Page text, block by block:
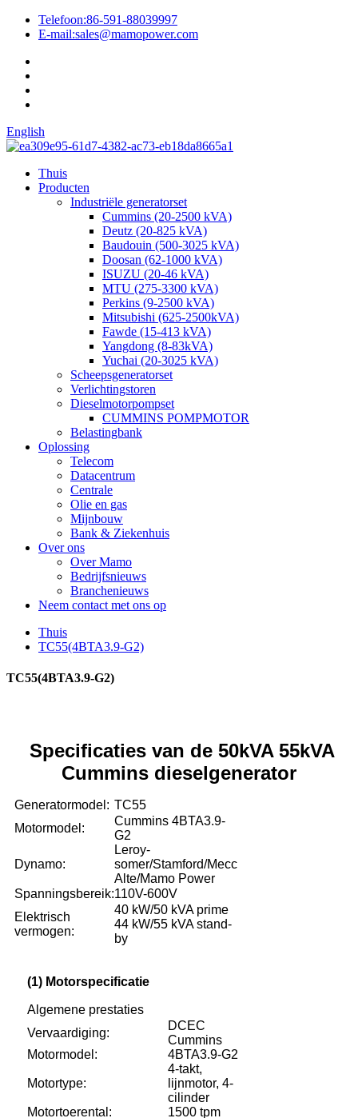
Telefoon:86-591-88039997
E-mail:sales@mamopower.com
English
Thuis
Producten
Industriële generatorset
Cummins (20-2500 kVA)
Deutz (20-825 kVA)
Baudouin (500-3025 kVA)
Doosan (62-1000 kVA)
ISUZU (20-46 kVA)
MTU (275-3300 kVA)
Perkins (9-2500 kVA)
Mitsubishi (625-2500kVA)
Fawde (15-413 kVA)
Yangdong (8-83kVA)
Yuchai (20-3025 kVA)
Scheepsgeneratorset
Verlichtingstoren
Dieselmotorpompset
CUMMINS POMPMOTOR
Belastingbank
Oplossing
Telecom
Datacentrum
Centrale
Olie en gas
Mijnbouw
Bank & Ziekenhuis
Over ons
Over Mamo
Bedrijfsnieuws
Branchenieuws
Neem contact met ons op
Thuis
TC55(4BTA3.9-G2)
TC55(4BTA3.9-G2)
Specificaties van de 50kVA 55kVA
Cummins dieselgenerator
Generatormodel: TC55
Motormodel:
Cummins 4BTA3.9-
G2
Dynamo:
Leroy-
somer/Stamford/Mecc
Alte/Mamo Power
Spanningsbereik:110V-600V
Elektrisch
vermogen:
40 kW/50 kVA prime
44 kW/55 kVA stand-
by
(1) Motorspecificatie
Algemene prestaties
Vervaardiging:
DCEC
Cummins
Motormodel:
4BTA3.9-G2
Motortype:
4-takt,
lijnmotor, 4-
cilinder
Motortoerental:
1500 tpm